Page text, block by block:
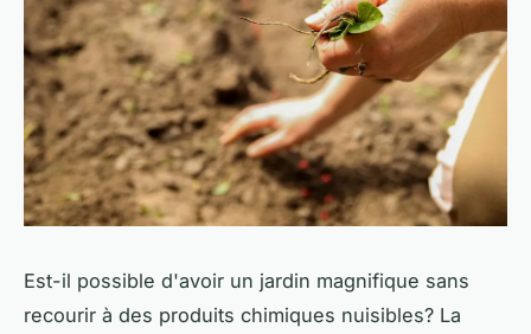
Est-il possible d'avoir un jardin magnifique sans
recourir à des produits chimiques nuisibles? La